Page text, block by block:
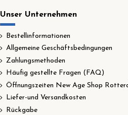
Unser Unternehmen
Bestellinformationen
Allgemeine Geschäftsbedingungen
Zahlungsmethoden
Häufig gestellte Fragen (FAQ)
Öffnungszeiten New Age Shop
Liefer-und Versandkosten
Rückgabe